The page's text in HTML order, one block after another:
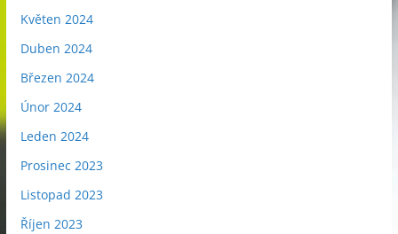
Květen 2024
Duben 2024
Březen 2024
Únor 2024
Leden 2024
Prosinec 2023
Listopad 2023
Říjen 2023